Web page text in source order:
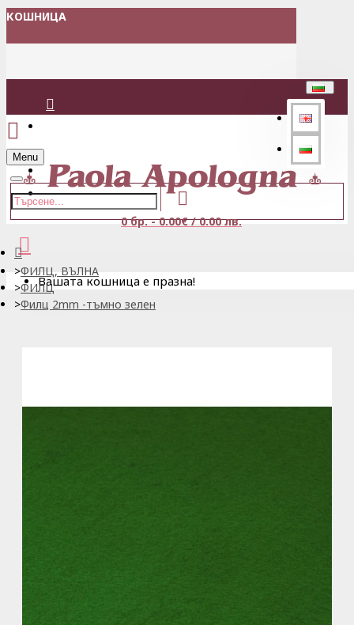
КОШНИЦА
Регистрация
Menu
0 бр. - 0.00€ / 0.00 лв.
Вашата кошница е празна!
ФИЛЦ, ВЪЛНА
ФИЛЦ
Филц 2mm -тъмно зелен